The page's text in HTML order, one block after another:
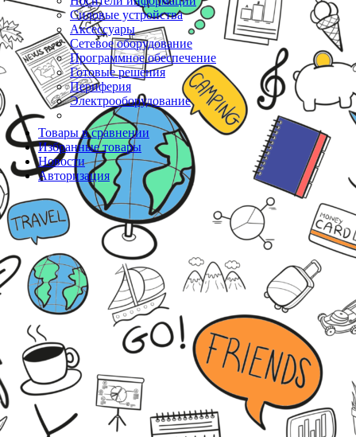
Силовые устройства
Аксессуары
Сетевое оборудование
Программное обеспечение
Готовые решения
Периферия
Электрооборудование
Товары в сравнении
Избранные товары
Новости
Авторизация